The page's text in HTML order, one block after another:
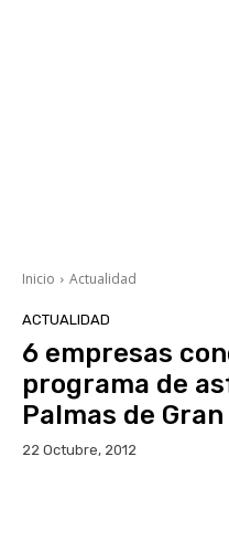
Inicio Actualidad
ACTUALIDAD
6 empresas
programa de
Palmas de
22 Octubre, 2012